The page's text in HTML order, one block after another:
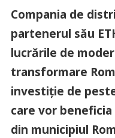
Compania de
partenerul său
lucrările de
transformare
investiţie de
care vor
din municipiul